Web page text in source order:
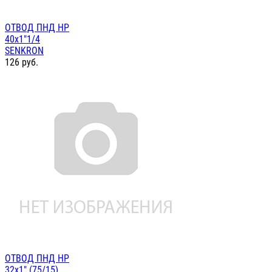
ОТВОД ПНД НР
40х1"1/4
SENKRON
126 руб.
ОТВОД ПНД НР